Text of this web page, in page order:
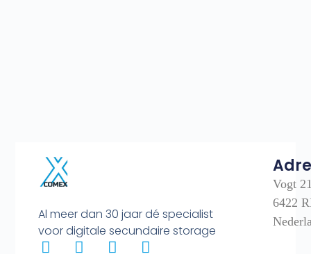
Al meer dan 30 jaar dé specialist
voor digitale secundaire storage
Vogt
6422